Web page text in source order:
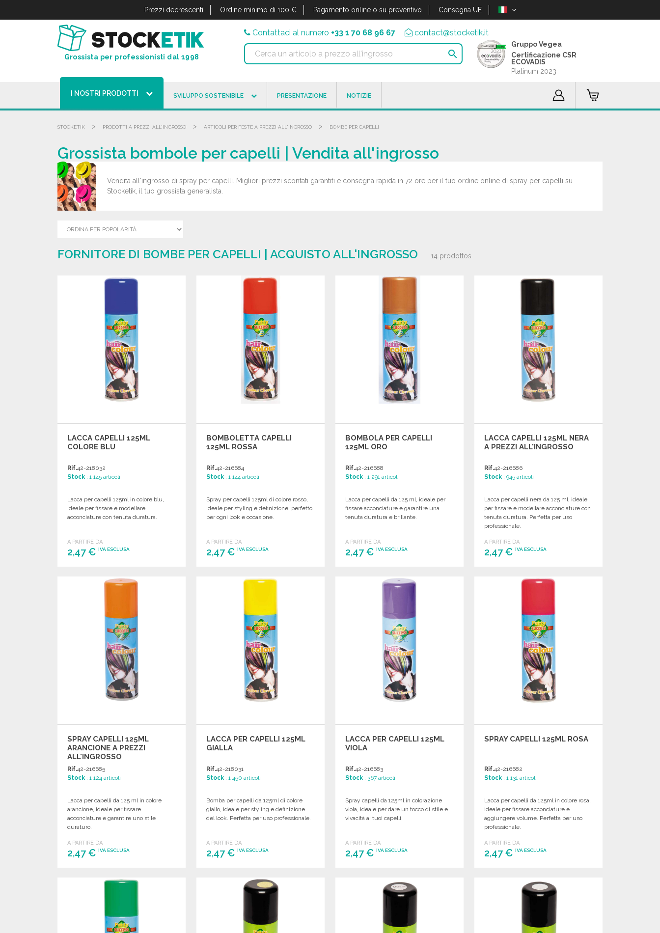
Prezzi decrescenti Ordine minimo di 100 € Pagamento online o su preventivo Consegna UE
Grossista per professionisti dal 1998
Contattaci al numero +33 1 70 68 96 67 contact@stocketik.it

Gruppo Vegea
Certificazione CSR
ECOVADIS
Platinum 2023
I NOSTRI PRODOTTI SVILUPPO SOSTENIBILE PRESENTAZIONE NOTIZIE
STOCKETIK > PRODOTTI A PREZZI ALL'INGROSSO > ARTICOLI PER FESTE A PREZZI ALL'INGROSSO > BOMBE PER CAPELLI
Grossista bombole per capelli | Vendita all'ingrosso
Vendita all'ingrosso di spray per capelli. Migliori prezzi scontati garantiti e consegna rapida in 72 ore per il tuo ordine online di spray per capelli su
Stocketik, il tuo grossista generalista.
FORNITORE DI BOMBE PER CAPELLI | ACQUISTO ALL'INGROSSO 14 prodottos
LACCA CAPELLI 125ML
COLORE BLU
Rif.42-218032
Stock : 1 145 articoli
Lacca per capelli 125ml in colore blu,
ideale per fissare e modellare
acconciature con tenuta duratura.
A PARTIRE DA
2,47 € IVA ESCLUSA
Richiedi un preventivo
BOMBOLETTA CAPELLI
125ML ROSSA
Rif.42-216684
Stock : 1 144 articoli
Spray per capelli 125ml di colore rosso,
ideale per styling e definizione, perfetto
per ogni look e occasione.
A PARTIRE DA
2,47 €IVA ESCLUSA
BOMBOLA PER CAPELLI
125ML ORO
Rif.42-216688
Stock : 1 291 articoli
Lacca per capelli da 125 ml, ideale per
fissare acconciature e garantire una
tenuta duratura e brillante.
A PARTIRE DA
2,47 €IVA ESCLUSA
Richiedi un preventivo
LACCA CAPELLI 125ML NERA
A PREZZI ALL'INGROSSO
Rif.42-216686
Stock : 945 articoli
Lacca per capelli nera da 125 ml, ideale
per fissare e modellare acconciature con
tenuta duratura. Perfetta per uso
professionale.
A PARTIRE DA
2,47 €IVA ESCLUSA
SPRAY CAPELLI 125ML
ARANCIONE A PREZZI
ALL'INGROSSO
Rif.42-216685
Stock : 1 124 articoli
Lacca per capelli da 125 ml in colore
arancione, ideale per fissare
acconciature e garantire uno stile
duraturo.
A PARTIRE DA
2,47 € IVA ESCLUSA
LACCA PER CAPELLI 125ML
GIALLA
Rif.42-218031
Stock : 1 450 articoli
Bomba per capelli da 125ml di colore
giallo, ideale per styling e definizione
del look. Perfetta per uso professionale.
A PARTIRE DA
2,47 €IVA ESCLUSA
Richiedi un preventivo
LACCA PER CAPELLI 125ML
VIOLA
Rif.42-216683
Stock : 367 articoli
Spray capelli da 125ml in colorazione
viola, ideale per dare un tocco di stile e
vivacità ai tuoi capelli.
A PARTIRE DA
2,47 €IVA ESCLUSA
Richiedi un preventivo
SPRAY CAPELLI 125ML ROSA
Rif.42-216682
Stock : 1 131 articoli
Lacca per capelli da 125ml in colore rosa,
ideale per fissare acconciature e
aggiungere volume. Perfetta per uso
professionale.
A PARTIRE DA
2,47 €IVA ESCLUSA
Richiedi un preventivo